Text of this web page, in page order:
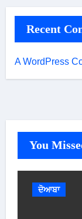
Recent
A WordPress
You
ਦੋਆਬਾ